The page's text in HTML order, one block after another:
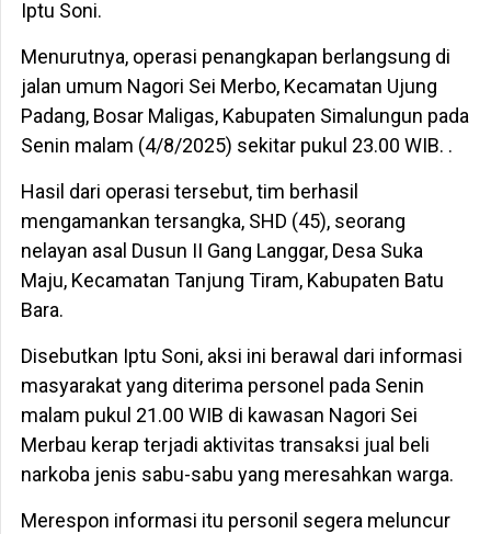
Iptu Soni.
Menurutnya, operasi penangkapan berlangsung di
jalan umum Nagori Sei Merbo, Kecamatan Ujung
Padang, Bosar Maligas, Kabupaten Simalungun pada
Senin malam (4/8/2025) sekitar pukul 23.00 WIB. .
Hasil dari operasi tersebut, tim berhasil
mengamankan tersangka, SHD (45), seorang
nelayan asal Dusun II Gang Langgar, Desa Suka
Maju, Kecamatan Tanjung Tiram, Kabupaten Batu
Bara.
Disebutkan Iptu Soni, aksi ini berawal dari informasi
masyarakat yang diterima personel pada Senin
malam pukul 21.00 WIB di kawasan Nagori Sei
Merbau kerap terjadi aktivitas transaksi jual beli
narkoba jenis sabu-sabu yang meresahkan warga.
Merespon informasi itu personil segera meluncur